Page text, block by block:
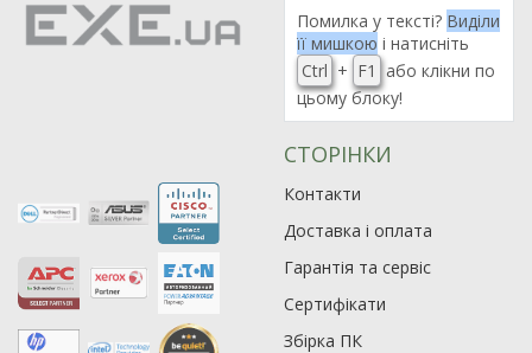
90
Помилка у тексті? Виділи
її мишкою і натисніть
Ctrl + F1
або клікни по
цьому блоку!
СТОРІНКИ
Контакти
Доставка і оплата
Гарантія та сервіс
Сертифікати
Збірка ПК